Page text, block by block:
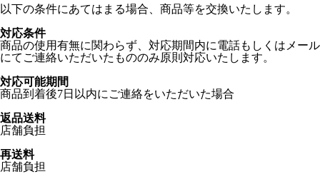
以下の条件にあてはまる場合、商品等を交換いたします。
対応条件
商品の使用有無に関わらず、対応期間内に電話もしくはメール
にてご連絡いただいたもののみ原則対応いたします。
対応可能期間
商品到着後7日以内にご連絡をいただいた場合
返品送料
店舗負担
再送料
店舗負担